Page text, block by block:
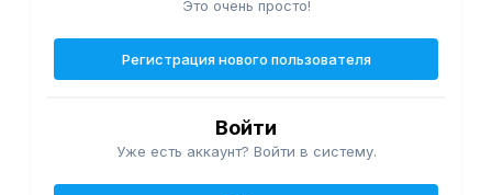
Это очень просто!
Регистрация нового пользователя
Войти
Уже есть аккаунт? Войти в систему.